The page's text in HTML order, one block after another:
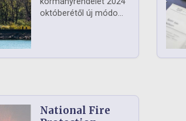
októberétől új módo...
National Fire